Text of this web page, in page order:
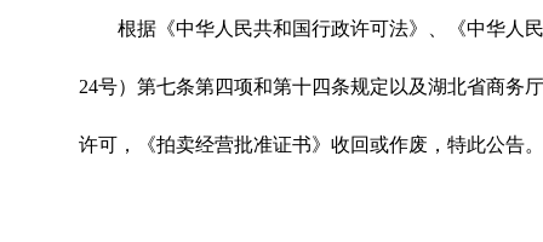
根据《中华人民共和国行政许可法》、《中华人
24号）第七条第四项和第十四条规定以及湖北省商务厅
许可，《拍卖经营批准证书》收回或作废，特此公告。